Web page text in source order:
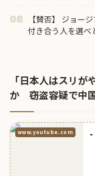
08
【賛否】 ジョー
付き合う人を選べ
「日本人はスリ
か 窃盗容疑で中
www.youtube.com -